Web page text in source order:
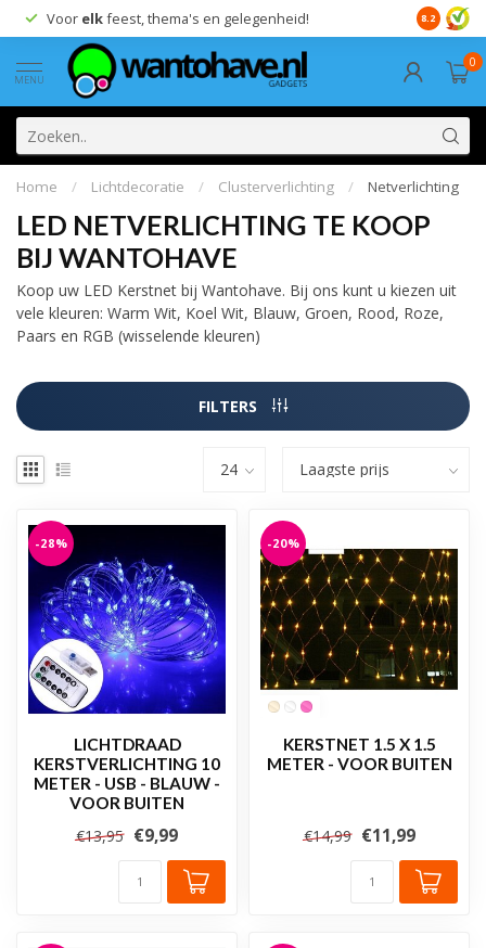
Voor elkfeest, thema's en gelegenheid! 8.2
MENU
0
Home / Lichtdecoratie / Clusterverlichting / Netverlichting
LED NETVERLICHTING TE KOOP
BIJ WANTOHAVE
Koop uw LED Kerstnet bij Wantohave. Bij ons kunt u kiezen uit
vele kleuren: Warm Wit, Koel Wit, Blauw, Groen, Rood, Roze,
Paars en RGB (wisselende kleuren)
FILTERS
-28%
LICHTDRAAD
KERSTVERLICHTING 10
METER - USB - BLAUW -
VOOR BUITEN
€13,95 €9,99
-20%
KERSTNET 1.5 X 1.5
METER - VOOR BUITEN
€14,99 €11,99